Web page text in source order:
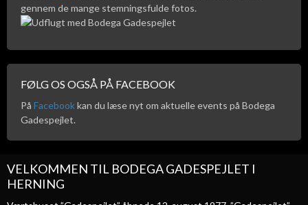
gennem de mange stemningsfulde fotos.
FØLG OS OGSÅ PÅ FACEBOOK
På Facebookkan du læse nyt om aktuelle events på Bodega
Gadespejlet.
VELKOMMEN TIL BODEGA GADESPEJLET I
HERNING